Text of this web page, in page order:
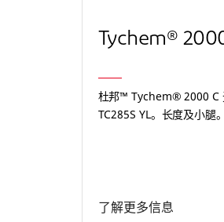
Tychem®
杜邦™ Tychem® 2000 C
TC285S YL。长度及小腿
了解更多信息